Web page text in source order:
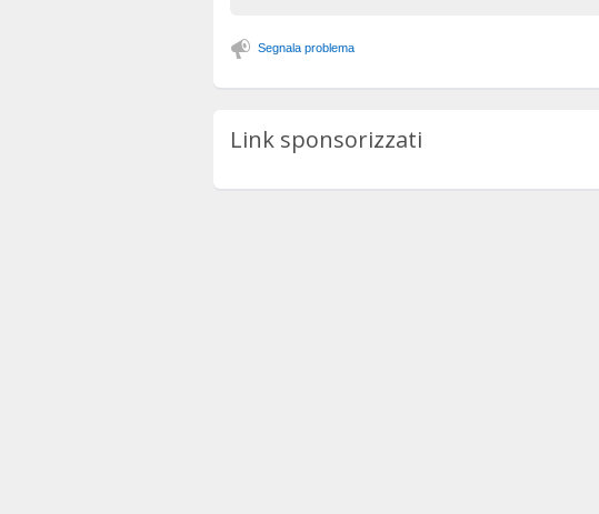
Segnala problema
Link sponsorizzati